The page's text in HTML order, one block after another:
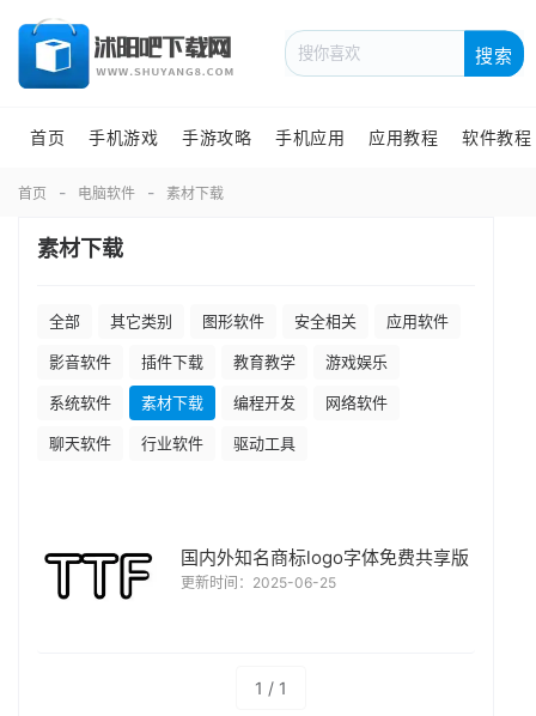
搜索
首页 手机游戏 手游攻略 手机应用 应用教程 软件教程
首页 电脑软件 素材下载
素材下载
全部 其它类别 图形软件 安全相关 应用软件
影音软件 插件下载 教育教学 游戏娱乐
系统软件 素材下载 编程开发 网络软件
聊天软件 行业软件 驱动工具
国内外知名商标logo字体免费共享版
更新时间：2025-06-25
1 / 1